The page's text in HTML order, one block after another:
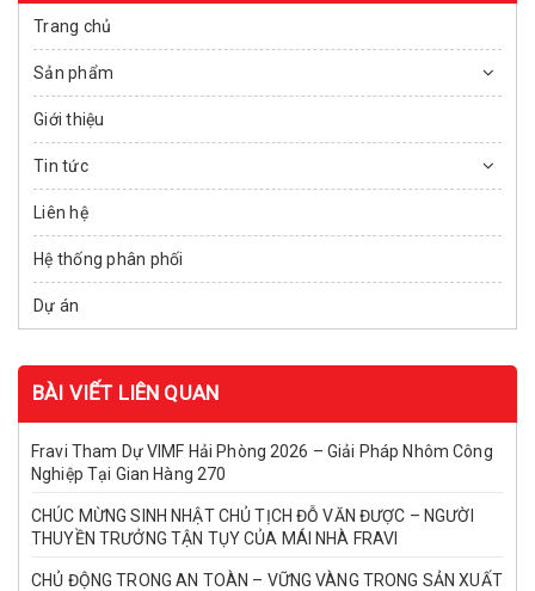
Trang chủ
Sản phẩm
Giới thiệu
Tin tức
Liên hệ
Hệ thống phân phối
Dự án
BÀI VIẾT LIÊN QUAN
Fravi Tham Dự VIMF Hải Phòng 2026 – Giải Pháp Nhôm Công
Nghiệp Tại Gian Hàng 270
CHÚC MỪNG SINH NHẬT CHỦ TỊCH ĐỖ VĂN ĐƯỢC – NGƯỜI
THUYỀN TRƯỞNG TẬN TỤY CỦA MÁI NHÀ FRAVI
CHỦ ĐỘNG TRONG AN TOÀN – VỮNG VÀNG TRONG SẢN XUẤT